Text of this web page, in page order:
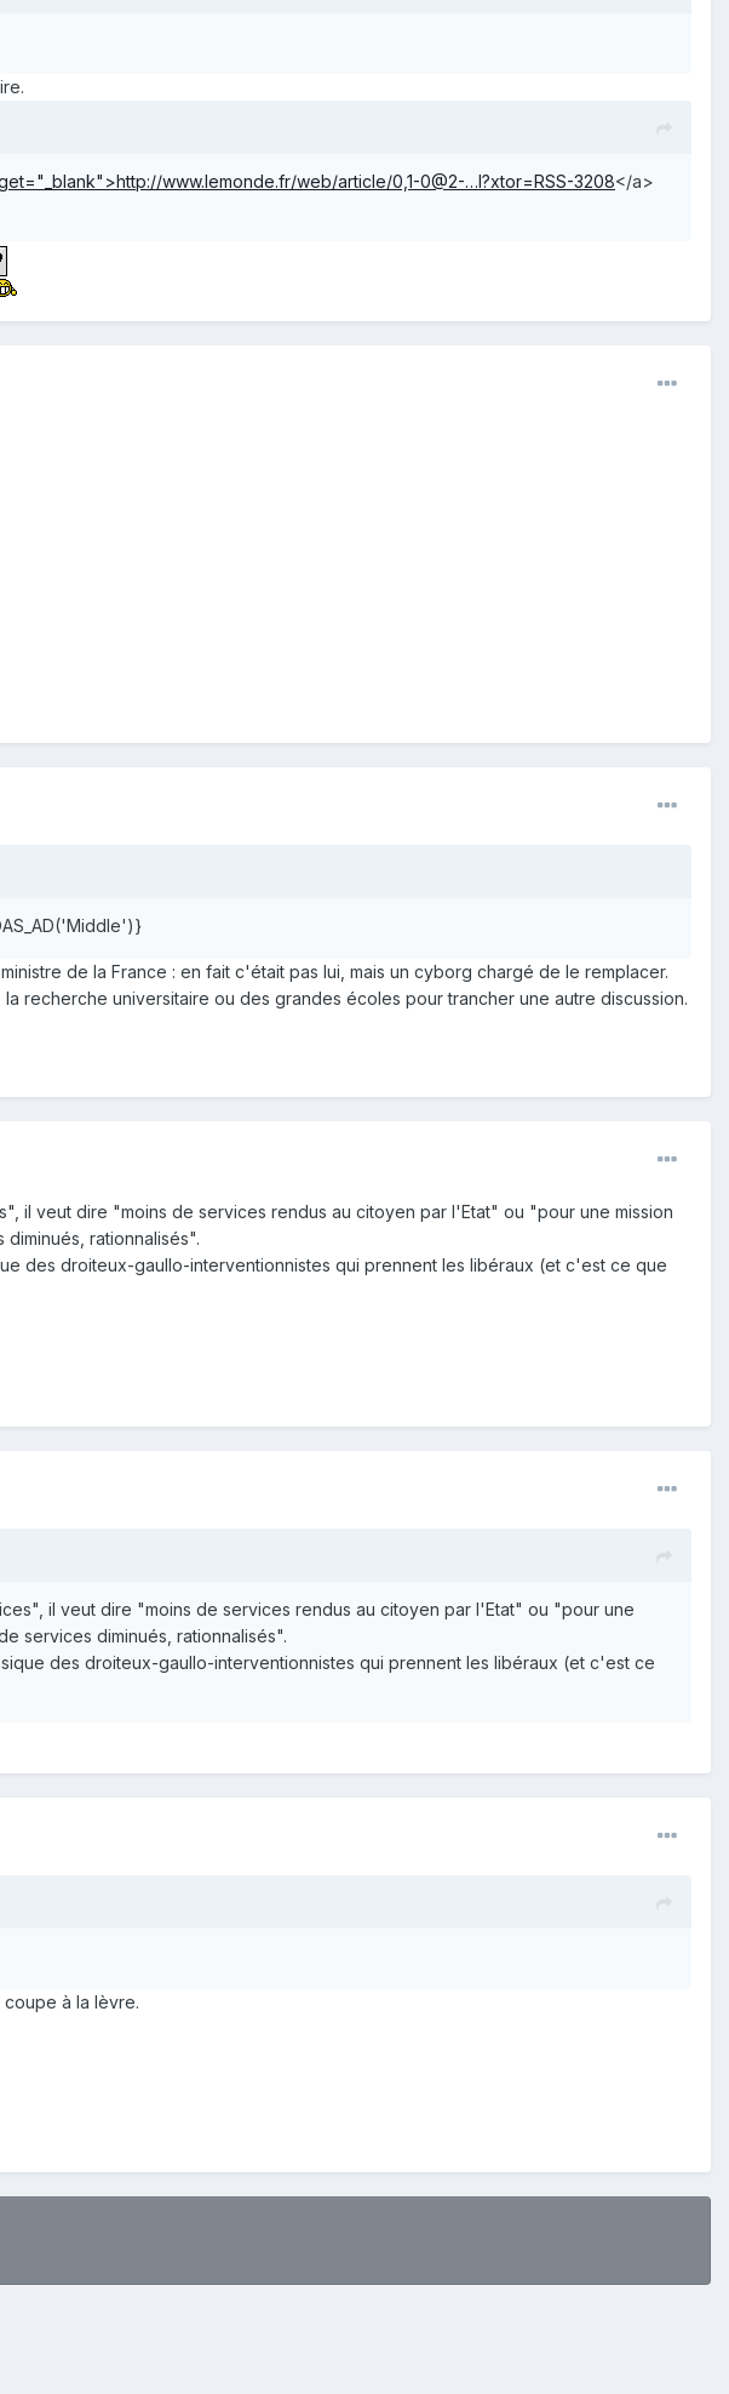
www.lemonde.fr/web/article/0,1-0@2-…l?xtor=RSS-3208</a>
de la France : en fait c'était pas lui, mais un cyborg chargé de le remplacer.
recherche universitaire ou des grandes écoles pour trancher une autre discussion.
il veut dire "moins de services rendus au citoyen par l'Etat" ou "pour une mission
rationnalisés".
des droiteux-gaullo-interventionnistes qui prennent les libéraux (et c'est ce que
il veut dire "moins de services rendus au citoyen par l'Etat" ou "pour une
services diminués, rationnalisés".
des droiteux-gaullo-interventionnistes qui prennent les libéraux (et c'est ce
à la lèvre.